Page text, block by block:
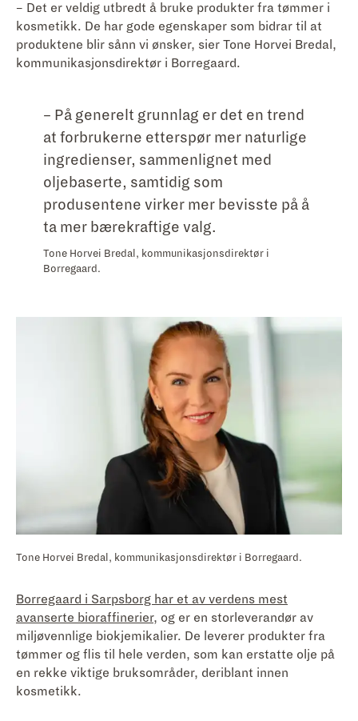
– Det er veldig utbredt å bruke produkter fra tømmer i
kosmetikk. De har gode egenskaper som bidrar til at
produktene blir sånn vi ønsker, sier Tone Horvei Bredal,
kommunikasjonsdirektør i Borregaard.
– På generelt grunnlag er det en trend
at forbrukerne etterspør mer naturlige
ingredienser, sammenlignet med
oljebaserte, samtidig som
produsentene virker mer bevisste på å
ta mer bærekraftige valg.
Tone Horvei Bredal, kommunikasjonsdirektør i
Borregaard.
Tone Horvei Bredal, kommunikasjonsdirektør i Borregaard.
Borregaard i Sarpsborg har et av verdens mest
avanserte bioraffinerier, og er en storleverandør av
miljøvennlige biokjemikalier. De leverer produkter fra
tømmer og flis til hele verden, som kan erstatte olje på
en rekke viktige bruksområder, deriblant innen
kosmetikk.